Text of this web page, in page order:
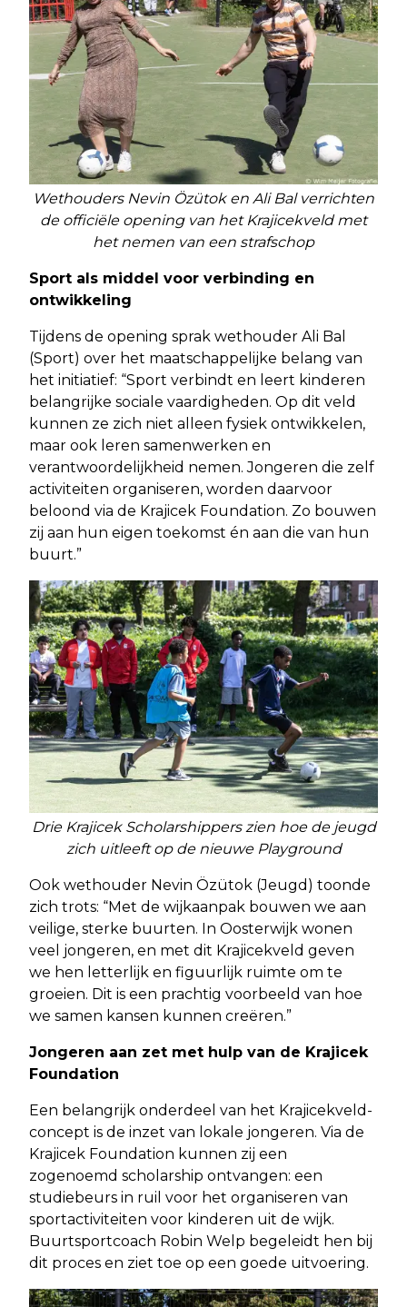
Wethouders Nevin Özütok en Ali Bal verrichten
de officiële opening van het Krajicekveld met
het nemen van een strafschop
Sport als middel voor verbinding en
ontwikkeling
Tijdens de opening sprak wethouder Ali Bal
(Sport) over het maatschappelijke belang van
het initiatief: “Sport verbindt en leert kinderen
belangrijke sociale vaardigheden. Op dit veld
kunnen ze zich niet alleen fysiek ontwikkelen,
maar ook leren samenwerken en
verantwoordelijkheid nemen. Jongeren die zelf
activiteiten organiseren, worden daarvoor
beloond via de Krajicek Foundation. Zo bouwen
zij aan hun eigen toekomst én aan die van hun
buurt.”
Drie Krajicek Scholarshippers zien hoe de jeugd
zich uitleeft op de nieuwe Playground
Ook wethouder Nevin Özütok (Jeugd) toonde
zich trots: “Met de wijkaanpak bouwen we aan
veilige, sterke buurten. In Oosterwijk wonen
veel jongeren, en met dit Krajicekveld geven
we hen letterlijk en figuurlijk ruimte om te
groeien. Dit is een prachtig voorbeeld van hoe
we samen kansen kunnen creëren.”
Jongeren aan zet met hulp van de Krajicek
Foundation
Een belangrijk onderdeel van het Krajicekveld-
concept is de inzet van lokale jongeren. Via de
Krajicek Foundation kunnen zij een
zogenoemd scholarship ontvangen: een
studiebeurs in ruil voor het organiseren van
sportactiviteiten voor kinderen uit de wijk.
Buurtsportcoach Robin Welp begeleidt hen bij
dit proces en ziet toe op een goede uitvoering.